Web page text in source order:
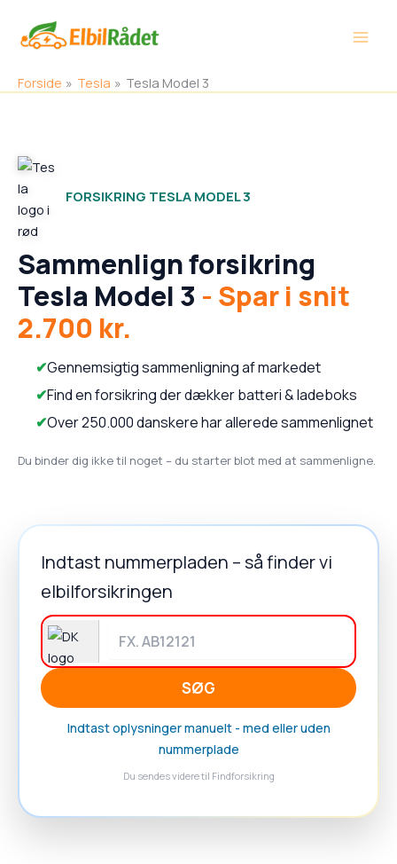
indholdet
Forside Tesla Tesla Model 3
FORSIKRING TESLA MODEL 3
Sammenlign forsikring
Tesla Model 3 - Spar i snit
2.700 kr.
Gennemsigtig sammenligning af markedet
Find en forsikring der dækker batteri & ladeboks
Over 250.000 danskere har allerede sammenlignet
Du binder dig ikke til noget – du starter blot med at sammenligne.
Indtast nummerpladen – så finder vi
elbilforsikringen
SØG
Indtast oplysninger manuelt - med eller uden
nummerplade
Du sendes videre til Findforsikring